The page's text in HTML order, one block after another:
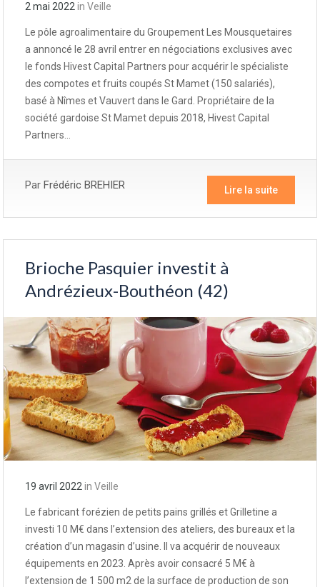
2 mai 2022 in Veille
Le pôle agroalimentaire du Groupement Les Mousquetaires
a annoncé le 28 avril entrer en négociations exclusives avec
le fonds Hivest Capital Partners pour acquérir le spécialiste
des compotes et fruits coupés St Mamet (150 salariés),
basé à Nîmes et Vauvert dans le Gard. Propriétaire de la
société gardoise St Mamet depuis 2018, Hivest Capital
Partners…
Par Frédéric BREHIER Lire la suite
Brioche Pasquier investit à
Andrézieux-Bouthéon (42)
19 avril 2022 in Veille
Le fabricant forézien de petits pains grillés et Grilletine a
investi 10 M€ dans l’extension des ateliers, des bureaux et la
création d’un magasin d’usine. Il va acquérir de nouveaux
équipements en 2023. Après avoir consacré 5 M€ à
l’extension de 1 500 m2 de la surface de production de son